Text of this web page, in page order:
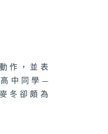
作，並表
中同學—
冬卻頗為